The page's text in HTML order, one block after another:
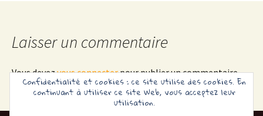
Laisser un commentaire
Vous devezvous connecterpour publier un commentaire.
Confidentialité et cookies : ce site utilise des cookies. En
continuant à utiliser ce site Web, vous acceptez leur
utilisation.